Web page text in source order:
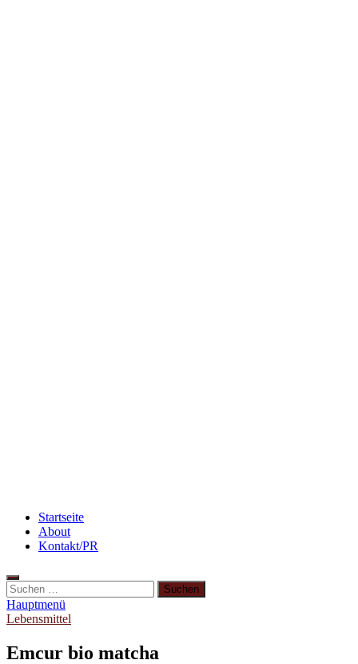
Startseite
About
Kontakt/PR
Suchen
nach:
Hauptmenü
Lebensmittel
Emcur bio matcha